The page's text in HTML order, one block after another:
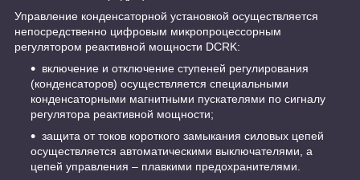
Управление конденсаторной установкой осуществляется
непосредственно цифровым микропроцессорным
регулятором реактивной мощности DCRK:
включение и отключение ступеней регулирования
(конденсаторов) осуществляется специальными
конденсаторными магнитными пускателями по сигналу
регулятора реактивной мощности;
защита от токов короткого замыкания силовых цепей
осуществляется автоматическими выключателями, а
цепей управления – плавкими предохранителями.